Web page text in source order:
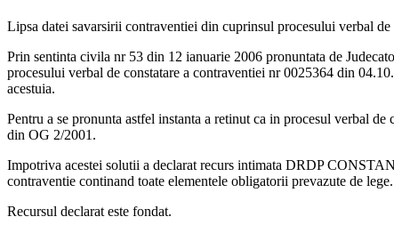
Lipsa datei savarsirii contraventiei din cuprinsul procesului verbal
Prin sentinta civila nr 53 din 12 ianuarie 2006 pronuntata de
procesului verbal de constatare a contraventiei nr 0025364 din
acestuia.
Pentru a se pronunta astfel instanta a retinut ca in procesul verbal
din OG 2/2001.
Impotriva acestei solutii a declarat recurs intimata DRDP
contraventie continand toate elementele obligatorii prevazute de lege.
Recursul declarat este fondat.